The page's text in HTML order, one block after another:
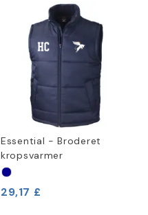
Essential - Broderet
kropsvarmer
29,17 £